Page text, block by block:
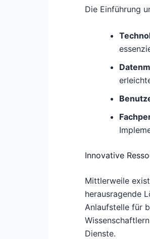
Die Einführung
Innovative
Mittlerweile
herausragende
Anlaufstelle für
Dienste.